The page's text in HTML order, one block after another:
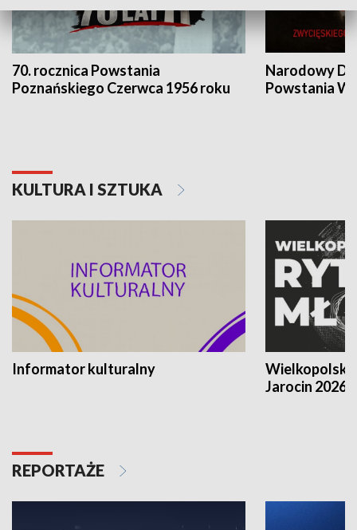
70. rocznica Powstania
Poznańskiego Czerwca 1956 roku
Narodowy
Powstania
KULTURA I SZTUKA
Informator kulturalny
Jarocin 2026
REPORTAŻE